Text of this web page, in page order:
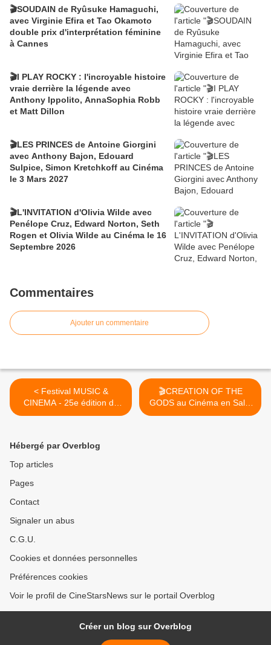
🎬SOUDAIN de Ryûsuke Hamaguchi,
avec Virginie Efira et Tao Okamoto
double prix d'interprétation féminine
à Cannes
🎬I PLAY ROCKY : l'incroyable histoire
vraie derrière la légende avec
Anthony Ippolito, AnnaSophia Robb
et Matt Dillon
🎬LES PRINCES de Antoine Giorgini
avec Anthony Bajon, Edouard
Sulpice, Simon Kretchkoff au Cinéma
le 3 Mars 2027
🎬L'INVITATION d'Olivia Wilde avec
Penélope Cruz, Edward Norton, Seth
Rogen et Olivia Wilde au Cinéma le 16
Septembre 2026
Commentaires
Ajouter un commentaire
< Festival MUSIC &
CINEMA - 25e édition du
Festival international Music
2024.
🎬CREATION OF THE
GODS au Cinéma en Salle
10 et 11 Février 2024 >
Hébergé par Overblog
Top articles
Pages
Contact
Signaler un abus
C.G.U.
Cookies et données personnelles
Préférences cookies
Voir le profil de CineStarsNews sur le portail Overblog
Créer un blog sur Overblog